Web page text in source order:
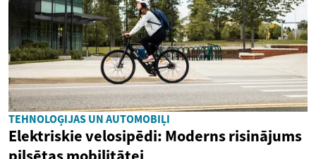
TEHNOLOĢIJAS UN AUTOMOBIĻI
Elektriskie velosipēdi: Moderns risinājums